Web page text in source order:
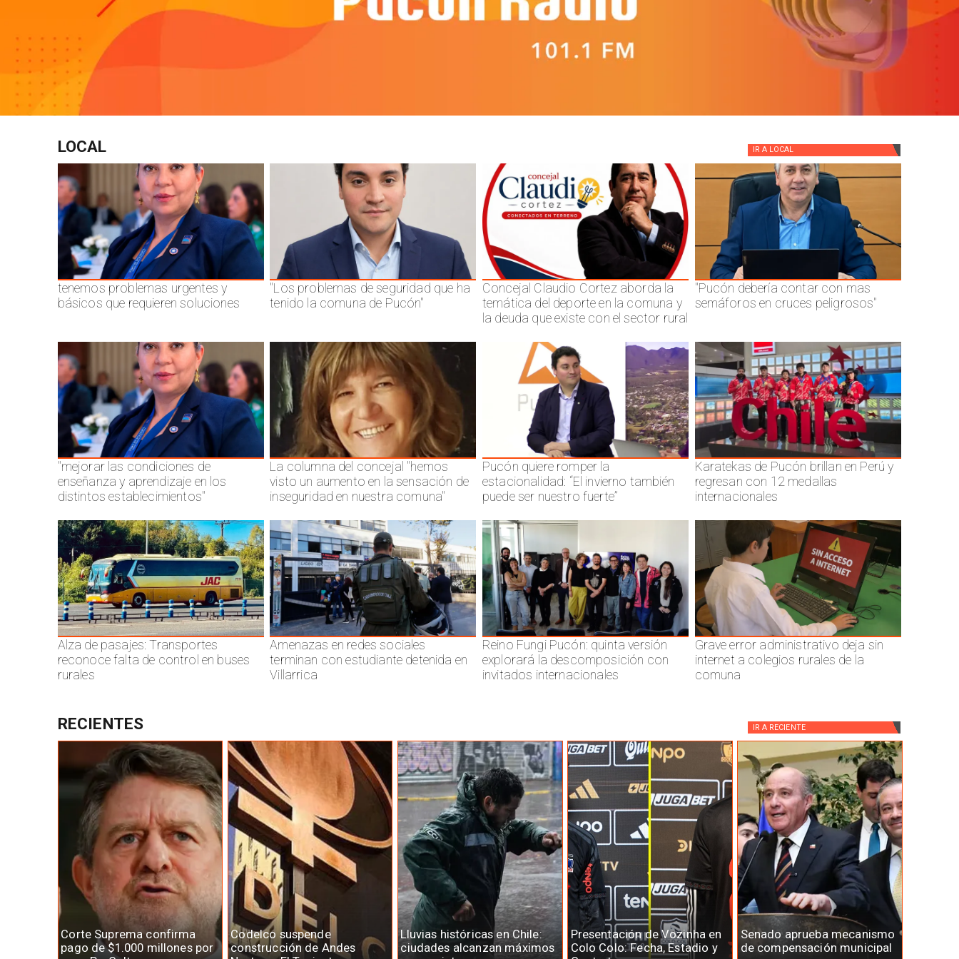
LOCAL IR A LOCAL
tenemos problemas urgentes y
básicos que requieren soluciones
"Los problemas de seguridad que ha
tenido la comuna de Pucón"
Concejal Claudio Cortez aborda la
temática del deporte en la comuna y
la deuda que existe con el sector rural
"Pucón debería contar con mas
semáforos en cruces peligrosos"
"mejorar las condiciones de
enseñanza y aprendizaje en los
distintos establecimientos"
La columna del concejal "hemos
visto un aumento en la sensación de
inseguridad en nuestra comuna"
Pucón quiere romper la
estacionalidad: “El invierno también
puede ser nuestro fuerte”
Karatekas de Pucón brillan en Perú y
regresan con 12 medallas
internacionales
Alza de pasajes: Transportes
reconoce falta de control en buses
rurales
Amenazas en redes sociales
terminan con estudiante detenida en
Villarrica
Reino Fungi Pucón: quinta versión
explorará la descomposición con
invitados internacionales
Grave error administrativo deja sin
internet a colegios rurales de la
comuna
Corte Suprema confirma
pago de $1.000 millones por
Codelco suspende
construcción de Andes
Lluvias históricas en Chile:
ciudades alcanzan máximos
Presentación de Vozinha en
Colo Colo: Fecha, Estadio y
Senado aprueba mecanismo
de compensación municipal
RECIENTES IR A RECIENTE